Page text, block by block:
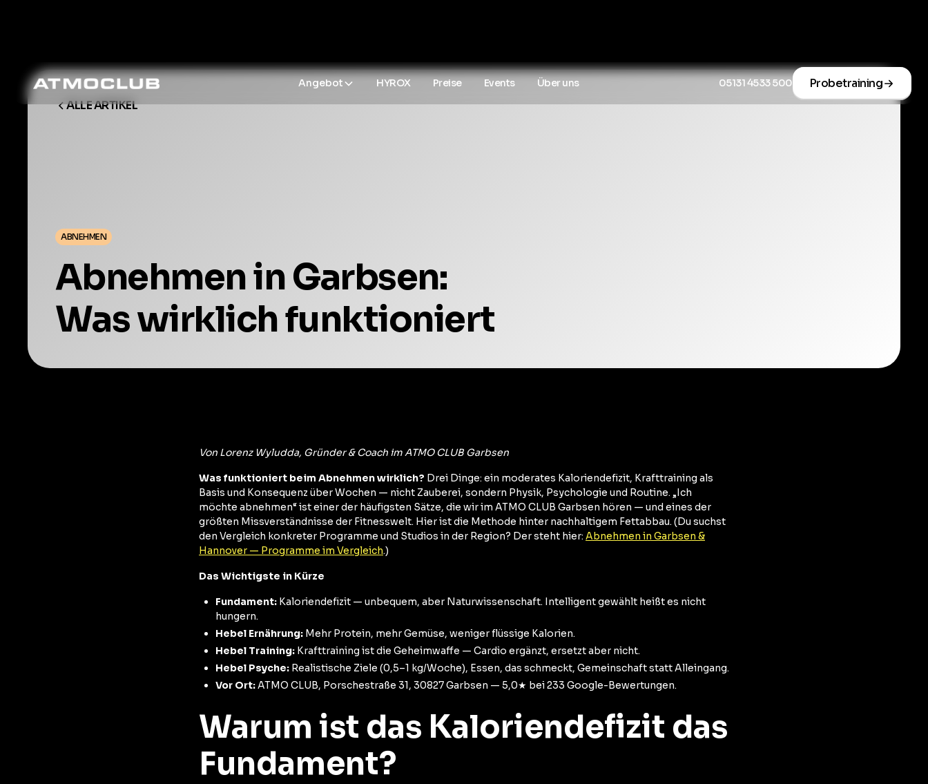
Angebot HYROX Preise Events Über uns 05131 4533 500
Probetraining
ALLE ARTIKEL
ABNEHMEN
Abnehmen in Garbsen:
Was wirklich funktioniert
Von Lorenz Wyludda, Gründer & Coach im ATMO CLUB Garbsen
Was funktioniert beim Abnehmen wirklich? Drei Dinge: ein moderates Kaloriendefizit, Krafttraining als
Basis und Konsequenz über Wochen — nicht Zauberei, sondern Physik, Psychologie und Routine. „Ich
möchte abnehmen“ ist einer der häufigsten Sätze, die wir im ATMO CLUB Garbsen hören — und eines der
größten Missverständnisse der Fitnesswelt. Hier ist die Methode hinter nachhaltigem Fettabbau. (Du suchst
den Vergleich konkreter Programme und Studios in der Region? Der steht hier: Abnehmen in Garbsen &
Hannover — Programme im Vergleich.)
Das Wichtigste in Kürze
Fundament: Kaloriendefizit — unbequem, aber Naturwissenschaft. Intelligent gewählt heißt es nicht
hungern.
Hebel Ernährung: Mehr Protein, mehr Gemüse, weniger flüssige Kalorien.
Hebel Training: Krafttraining ist die Geheimwaffe — Cardio ergänzt, ersetzt aber nicht.
Hebel Psyche: Realistische Ziele (0,5–1 kg/Woche), Essen, das schmeckt, Gemeinschaft statt Alleingang.
Vor Ort:ATMO CLUB, Porschestraße 31, 30827 Garbsen — 5,0★ bei 233 Google-Bewertungen.
Warum ist das Kaloriendefizit das
Fundament?